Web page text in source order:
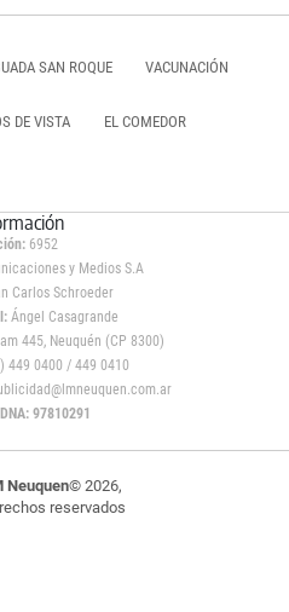
SAN ROQUE VACUNACIÓN
DE VISTA EL COMEDOR
6952
y Medios S.A
Carlos Schroeder
Ángel Casagrande
445, Neuquén (CP 8300)
449 0400 / 449 0410
97810291
Neuquen© 2026,
reservados